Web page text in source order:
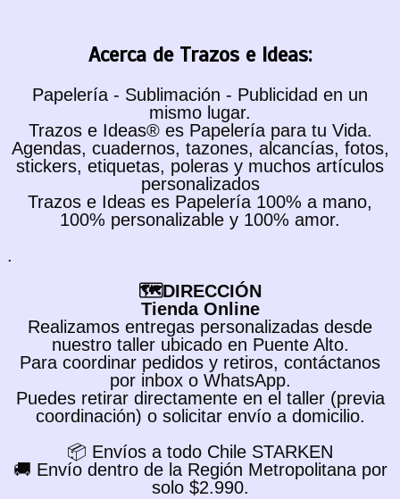
Acerca de Trazos e Ideas:
Papelería - Sublimación - Publicidad en un
mismo lugar.
Trazos e Ideas® es Papelería para tu Vida.
Agendas, cuadernos, tazones, alcancías, fotos,
stickers, etiquetas, poleras y muchos artículos
personalizados
Trazos e Ideas es Papelería 100% a mano,
100% personalizable y 100% amor.
.
🗺️DIRECCIÓN
Tienda Online
Realizamos entregas personalizadas desde
nuestro taller ubicado en Puente Alto.
Para coordinar pedidos y retiros, contáctanos
por inbox o WhatsApp.
Puedes retirar directamente en el taller (previa
coordinación) o solicitar envío a domicilio.
📦 Envíos a todo Chile STARKEN
🚚 Envío dentro de la Región Metropolitana por
solo $2.990.